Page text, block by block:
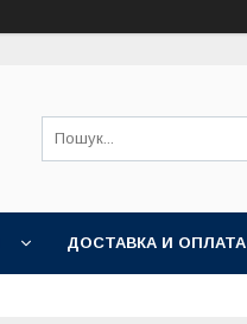
ДОСТАВКА И ОПЛАТА